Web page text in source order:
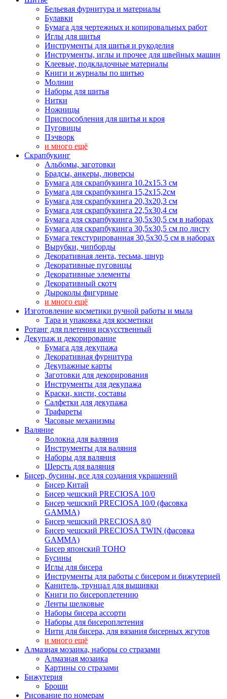
Бельевая фурнитура и материалы
Булавки
Бумага для чертежных и копировальных работ
Иглы для шитья
Инструменты для шитья и рукоделия
Инструменты, иглы и прочее для швейных машин
Клеевые, подкладочные материалы
Книги и журналы по шитью
Молнии
Наборы для шитья
Нитки
Ножницы
Приспособления для шитья и кроя
Пуговицы
Пэчворк
и много ещё
Скрапбукинг
Альбомы, заготовки
Брадсы, анкеры, люверсы
Бумага для скрапбукинга 10.2х15.3 см
Бумага для скрапбукинга 15,2х15,2см
Бумага для скрапбукинга 20,3х20,3 см
Бумага для скрапбукинга 22,5х30,4 см
Бумага для скрапбукинга 30,5х30,5 см в наборах
Бумага для скрапбукинга 30,5х30,5 см по листу
Бумага текстурированная 30,5х30,5 см в наборах
Вырубки, чипборды
Декоративная лента, тесьма, шнур
Декоративные пуговицы
Декоративные элементы
Декоративный скотч
Дыроколы фигурные
и много ещё
Изготовление косметики ручной работы и мыла
Тара и упаковка для косметики
Ротанг для плетения искусственный
Декупаж и декорирование
Бумага для декупажа
Декоративная фурнитура
Декупажные карты
Заготовки для декорирования
Инструменты для декупажа
Краски, кисти, составы
Салфетки для декупажа
Трафареты
Часовые механизмы
Валяние
Волокна для валяния
Инструменты для валяния
Наборы для валяния
Шерсть для валяния
Бисер, бусины, все для создания украшений
Бисер Китай
Бисер чешский PRECIOSA 10/0
Бисер чешский PRECIOSA 10/0 (фасовка
GAMMA)
Бисер чешский PRECIOSA 8/0
Бисер чешский PRECIOSA TWIN (фасовка
GAMMA)
Бисер японский TOHO
Бусины
Иглы для бисера
Инструменты для работы с бисером и бижутерией
Канитель, трунцал для вышивки
Книги по бисероплетению
Ленты шелковые
Наборы бисера ассорти
Наборы для бисероплетения
Нити для бисера, для вязания бисерных жгутов
и много ещё
Алмазная мозаика, наборы со стразами
Алмазная мозаика
Картины co стразами
Бижутерия
Броши
Рисование по номерам